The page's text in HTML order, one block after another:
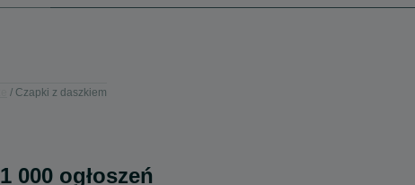
Czapki z daszkiem
1 000 ogłoszeń